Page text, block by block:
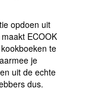
opdoen uit
ECOOK
te
je
uit de echte
dus.